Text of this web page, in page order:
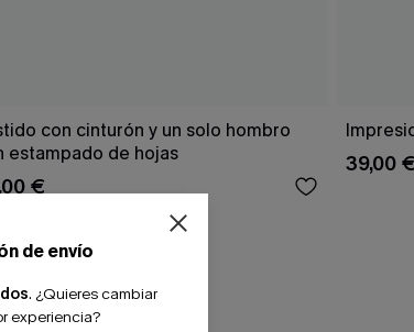
con cinturón y un solo hombro
estampado de hojas
€
39,00 €
de envío
. ¿Quieres cambiar
experiencia?